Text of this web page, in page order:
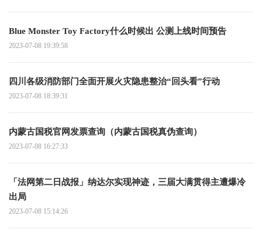
Blue Monster Toy Factory什么时候出 公测上线时间预告
2023-07-08 19:39:58
四川各级消防部门全面开展火灾隐患整治“回头看”行动
2023-07-08 18:39:31
内蒙古国税官网发票查询（内蒙古国税真伪查询）
2023-07-08 16:27:33
「法网第二日战报」纳达尔实现神迹，三届大满贯得主遭爆冷
出局
2023-07-08 15:14:26